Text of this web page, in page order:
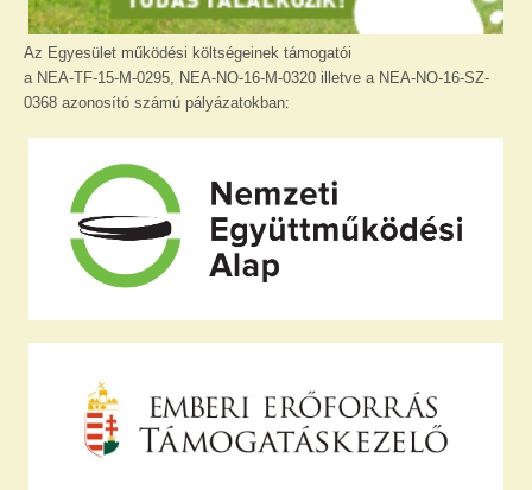
Az Egyesület működési költségeinek támogatói
a NEA-TF-15-M-0295, NEA-NO-16-M-0320 illetve a NEA-NO-16-SZ-
0368 azonosító számú pályázatokban: